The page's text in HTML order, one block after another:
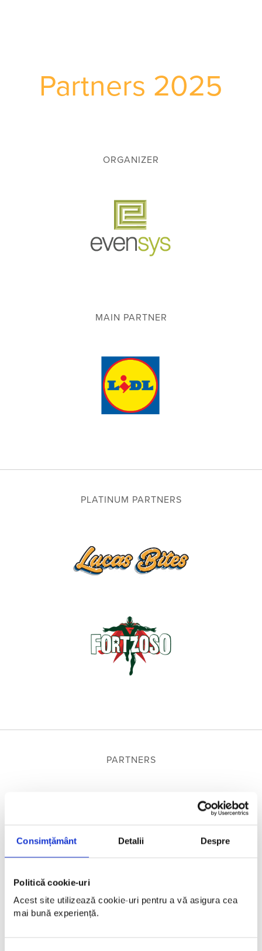
Consimțământ Detalii Despre
Politică cookie-uri
Acest site utilizează cookie-uri pentru a vă asigura cea
mai bună experiență.
Partners 2025
ORGANIZER
MAIN PARTNER
PLATINUM PARTNERS
PARTNERS